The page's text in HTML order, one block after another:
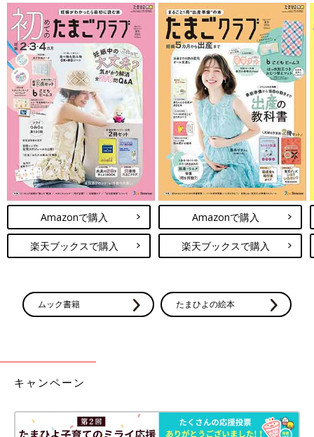
Amazonで購入
楽天ブックスで購入
Amazonで購入
楽天ブックスで購入
ムック書籍 たまひよの絵本
キャンペーン